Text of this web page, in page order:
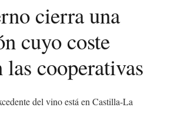
cierra una
cuyo coste
las cooperativas
del vino está en Castilla-La